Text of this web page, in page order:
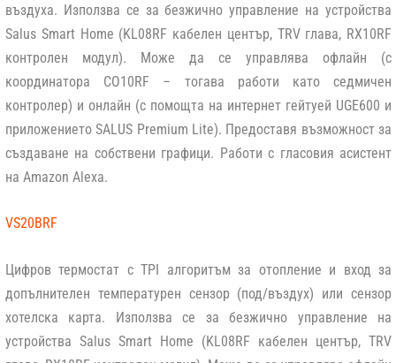
въздуха. Използва се за безжично управление на устройства
Salus Smart Home (KL08RF кабелен център, TRV глава, RX10RF
контролен модул). Може да се управлява офлайн (с
координатора CO10RF – тогава работи като седмичен
контролер) и онлайн (с помощта на интернет гейтуей UGE600 и
приложението SALUS Premium Lite). Предоставя възможност за
създаване на собствени графици. Работи с гласовия асистент
на Amazon Alexa.
VS20BRF
Цифров термостат с TPI алгоритъм за отопление и вход за
допълнителен температурен сензор (под/въздух) или сензор
хотелска карта. Използва се за безжично управление на
устройства Salus Smart Home (KL08RF кабелен център, TRV